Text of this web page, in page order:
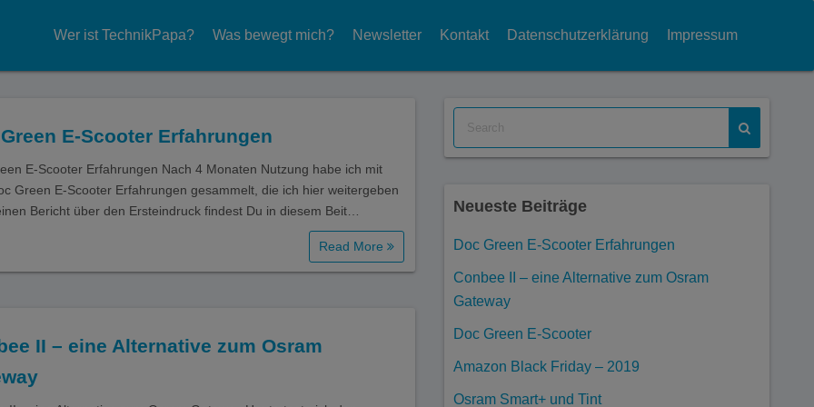
Wer ist TechnikPapa? Was bewegt mich? Newsletter Kontakt Datenschutzerklärung Impressum
E-Scooter Erfahrungen
E-Scooter Erfahrungen Nach 4 Monaten Nutzung habe ich mit
Green E-Scooter Erfahrungen gesammelt, die ich hier weitergeben
Bericht über den Ersteindruck findest Du in diesem Beit…
Read More
II – eine Alternative zum Osram
Neueste Beiträge
Doc Green E-Scooter Erfahrungen
Conbee II – eine Alternative zum Osram
Gateway
Doc Green E-Scooter
Amazon Black Friday – 2019
Osram Smart+ und Tint